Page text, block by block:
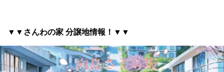
▼▼さんわの家 分譲地情報 ！▼▼